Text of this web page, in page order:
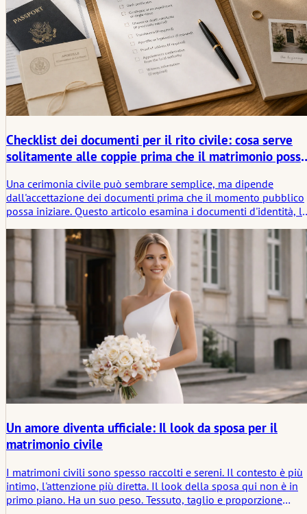
Checklist dei documenti per il rito civile: cosa serve
solitamente alle coppie prima che il matrimonio possa
Una cerimonia civile può sembrare semplice, ma dipende
dall'accettazione dei documenti prima che il momento pubblico
possa iniziare. Questo articolo esamina i documenti d'identità, le
regole per gli appuntamenti e la silenziosa soglia legale prima
della cerimonia.
Un amore diventa ufficiale: Il look da sposa per il
matrimonio civile
I matrimoni civili sono spesso raccolti e sereni. Il contesto è più
intimo, l'attenzione più diretta. Il look della sposa qui non è in
primo piano. Ha un suo peso. Tessuto, taglio e proporzione